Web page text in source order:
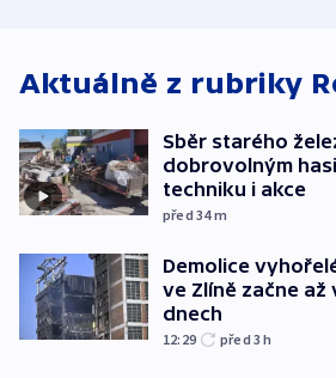
Aktuálně z rubriky
Sběr starého
dobrovolným
techniku i akce
před 34m
Demolice
ve Zlíně začne až
dnech
12:29 před 3h